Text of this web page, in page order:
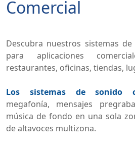
Comercial
Descubra nuestros sistemas
para aplicaciones
restaurantes, oficinas, tiendas,
Los sistemas de sonido
megafonía, mensajes
música de fondo en una sola
de altavoces multizona.